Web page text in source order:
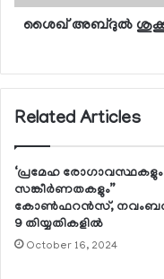
ശൈഖ് അബ്ദുല്‍ ശുക്കൂര്‍
Related Articles
‘പ്രമേഹ രോഗാവസ്ഥകളും
സങ്കീര്‍ണതകളും”
കോണ്‍ഫറന്‍സ്,
9 തിയ്യതികളില്‍
October 16, 2024